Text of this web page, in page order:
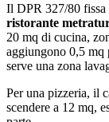
Il DPR 327/80 fissa
ristorante
20 mq di cucina,
aggiungono 0,5 mq
serve una zona
Per una pizzeria, il
scendere a 12 mq,